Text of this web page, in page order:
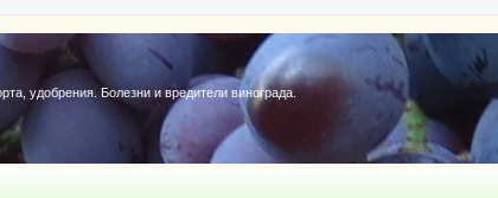
удобрения. Болезни и вредители винограда.